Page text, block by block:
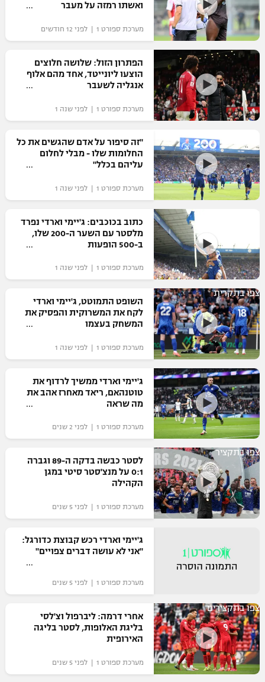
תקנון משתתפים וזוכים בפרסים
תקנון עבור פעילות אלקטרה
תקנון עבור פעילות ספורט 1 – "מרלן"
טניס
גיימינג E-Sports
תנאי שימוש
מדיניות פרטיות
תקנון פעילות ספורט 1
רשיון להקרנה פומבית לבית עסק
הצטרפות לחבילת הערוצים
לוח דרושים – ג'ובנט
תגיות
המגזין
כדורמים
פוטבול אמריקאי NFL
בייסבול MLB
ספורט אתגרי ואקסטרים
גיימינג E-Sports
ואשתו רמזה על מעבר
מערכת ספורט 1 | לפני 12 חודשים
הפתרון הזול: שלושה חלוצים
הוצעו ליונייטד, אחד מהם אלוף
אנגליה לשעבר
מערכת ספורט 1 | לפני שנה 1
"זה סיפור על אדם שהגשים את כל
החלומות שלו - מבלי לחלום
עליהם בכלל"
מערכת ספורט 1 | לפני שנה 1
כתוב בכוכבים: ג'יימי וארדי נפרד
מלסטר עם השער ה-200 שלו,
ב-500 הופעות
מערכת ספורט 1 | לפני שנה 1
צפו בתקרית
השופט התמוטט, ג'יימי וארדי
לקח את המשרוקית והפסיק את
המשחק בעצמו
מערכת ספורט 1 | לפני שנה 1
ג'יימי וארדי ממשיך לרדוף את
טוטנהאם, ריאד מאחרז אהב את
מה שראה
מערכת ספורט 1 | לפני 2 שנים
צפו בתקציר
לסטר כבשה בדקה ה-89 וגברה
0:1 על מנצ'סטר סיטי במגן
הקהילה
מערכת ספורט 1 | לפני 5 שנים
ג'יימי וארדי רכש קבוצת כדורגל:
"אני לא עושה דברים צפויים"
מערכת ספורט 1 | לפני 5 שנים
צפו בתקצירים
אחרי דרמה: ליברפול וצ'לסי
בליגת האלופות, לסטר בליגה
האירופית
מערכת ספורט 1 | לפני 5 שנים